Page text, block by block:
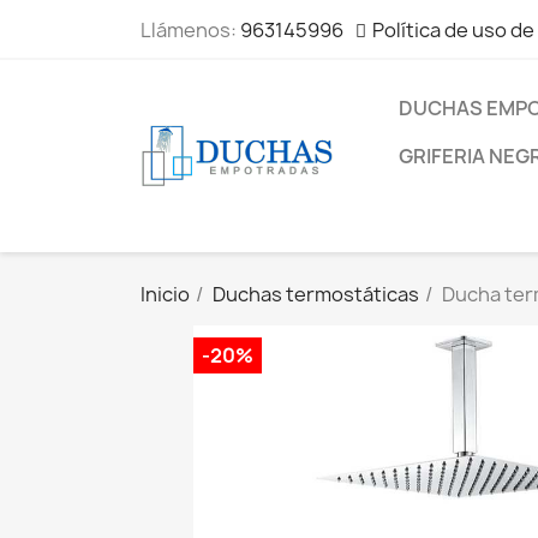
Llámenos: 963145996 Política de uso
DUCHAS
GRIFERIA
Inicio Duchas termostáticas Ducha
-20%